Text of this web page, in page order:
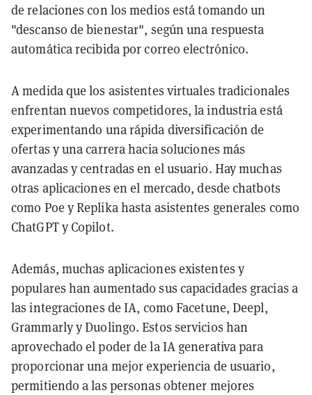
de relaciones con los medios está tomando un
"descanso de bienestar", según una respuesta
automática recibida por correo electrónico.
A medida que los asistentes virtuales tradicionales
enfrentan nuevos competidores, la industria está
experimentando una rápida diversificación de
ofertas y una carrera hacia soluciones más
avanzadas y centradas en el usuario. Hay muchas
otras aplicaciones en el mercado, desde chatbots
como Poe y Replika hasta asistentes generales como
ChatGPT y Copilot.
Además, muchas aplicaciones existentes y
populares han aumentado sus capacidades gracias a
las integraciones de IA, como Facetune, Deepl,
Grammarly y Duolingo. Estos servicios han
aprovechado el poder de la IA generativa para
proporcionar una mejor experiencia de usuario,
permitiendo a las personas obtener mejores